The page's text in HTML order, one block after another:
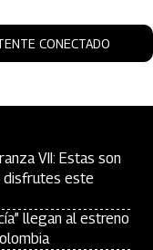
CONECTADO
VII: Estas son
disfrutes este
llegan al estreno